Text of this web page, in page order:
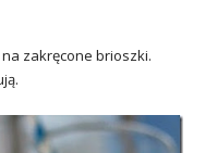
zakręcone brioszki.